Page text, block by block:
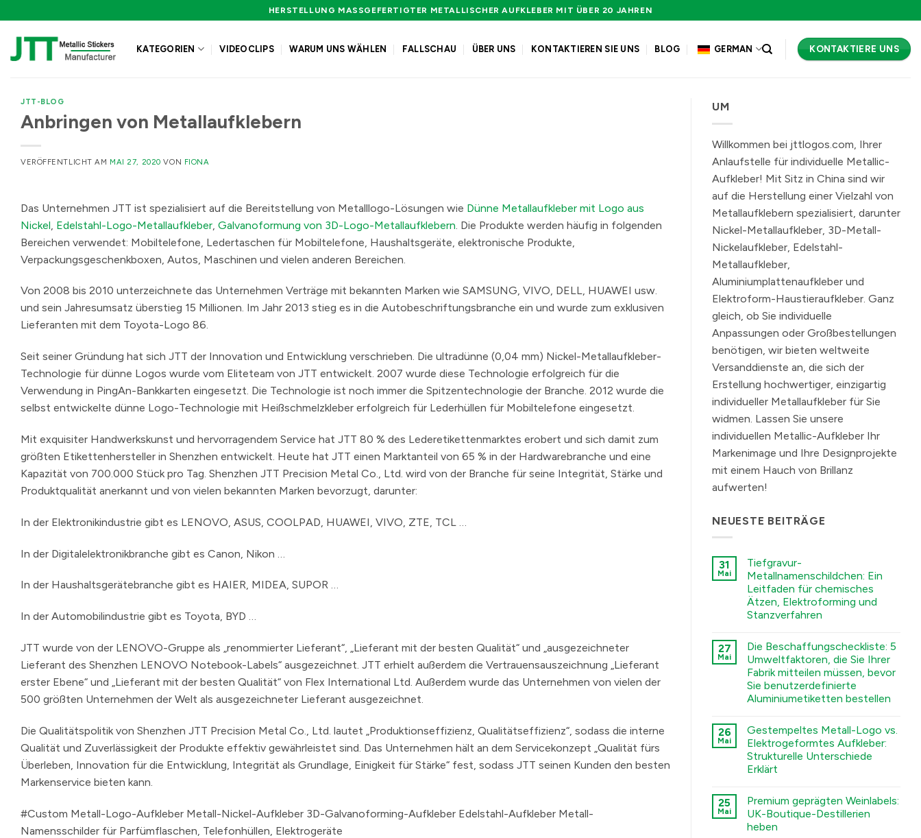
Inhalt
springen
HERSTELLUNG MASSGEFERTIGTER METALLISCHER AUFKLEBER MIT ÜBER 20 JAHREN
KATEGORIEN VIDEOCLIPS WARUM UNS WÄHLEN FALLSCHAU ÜBER UNS KONTAKTIEREN SIE UNS BLOG GERMAN KONTAKTIERE UNS
JTT-BLOG
Anbringen von Metallaufklebern
VERÖFFENTLICHT AM MAI 27, 2020 VON FIONA
Das Unternehmen JTT ist spezialisiert auf die Bereitstellung von Metalllogo-Lösungen wie Dünne Metallaufkleber mit Logo aus
Nickel Edelstahl-Logo-Metallaufkleber Galvanoformung von 3D-Logo-Metallaufklebern . Die Produkte werden häufig in folgenden
Bereichen verwendet: Mobiltelefone, Ledertaschen für Mobiltelefone, Haushaltsgeräte, elektronische Produkte,
Verpackungsgeschenkboxen, Autos, Maschinen und vielen anderen Bereichen.
Von 2008 bis 2010 unterzeichnete das Unternehmen Verträge mit bekannten Marken wie SAMSUNG, VIVO, DELL, HUAWEI usw.
und sein Jahresumsatz überstieg 15 Millionen. Im Jahr 2013 stieg es in die Autobeschriftungsbranche ein und wurde zum exklusiven
Lieferanten mit dem Toyota-Logo 86.
Seit seiner Gründung hat sich JTT der Innovation und Entwicklung verschrieben. Die ultradünne (0,04 mm) Nickel-Metallaufkleber-
Technologie für dünne Logos wurde vom Eliteteam von JTT entwickelt. 2007 wurde diese Technologie erfolgreich für die
Verwendung in PingAn-Bankkarten eingesetzt. Die Technologie ist noch immer die Spitzentechnologie der Branche. 2012 wurde die
selbst entwickelte dünne Logo-Technologie mit Heißschmelzkleber erfolgreich für Lederhüllen für Mobiltelefone eingesetzt.
Mit exquisiter Handwerkskunst und hervorragendem Service hat JTT 80 % des Lederetikettenmarktes erobert und sich damit zum
größten Etikettenhersteller in Shenzhen entwickelt. Heute hat JTT einen Marktanteil von 65 % in der Hardwarebranche und eine
Kapazität von 700.000 Stück pro Tag. Shenzhen JTT Precision Metal Co., Ltd. wird von der Branche für seine Integrität, Stärke und
Produktqualität anerkannt und von vielen bekannten Marken bevorzugt, darunter:
In der Elektronikindustrie gibt es LENOVO, ASUS, COOLPAD, HUAWEI, VIVO, ZTE, TCL …
In der Digitalelektronikbranche gibt es Canon, Nikon …
In der Haushaltsgerätebranche gibt es HAIER, MIDEA, SUPOR …
In der Automobilindustrie gibt es Toyota, BYD …
JTT wurde von der LENOVO-Gruppe als „renommierter Lieferant“, „Lieferant mit der besten Qualität“ und „ausgezeichneter
Lieferant des Shenzhen LENOVO Notebook-Labels“ ausgezeichnet. JTT erhielt außerdem die Vertrauensauszeichnung „Lieferant
erster Ebene“ und „Lieferant mit der besten Qualität“ von Flex International Ltd. Außerdem wurde das Unternehmen von vielen der
500 größten Unternehmen der Welt als ausgezeichneter Lieferant ausgezeichnet.
Die Qualitätspolitik von Shenzhen JTT Precision Metal Co., Ltd. lautet „Produktionseffizienz, Qualitätseffizienz“, sodass die interne
Qualität und Zuverlässigkeit der Produkte effektiv gewährleistet sind. Das Unternehmen hält an dem Servicekonzept „Qualität fürs
Überleben, Innovation für die Entwicklung, Integrität als Grundlage, Einigkeit für Stärke“ fest, sodass JTT seinen Kunden den besten
Markenservice bieten kann.
#Custom Metall-Logo-Aufkleber Metall-Nickel-Aufkleber 3D-Galvanoforming-Aufkleber Edelstahl-Aufkleber Metall-
Namensschilder für Parfümflaschen, Telefonhüllen, Elektrogeräte
UM
Willkommen bei jttlogos.com, Ihrer
Anlaufstelle für individuelle Metallic-
Aufkleber! Mit Sitz in China sind wir
auf die Herstellung einer Vielzahl von
Metallaufklebern spezialisiert, darunter
Nickel-Metallaufkleber, 3D-Metall-
Nickelaufkleber, Edelstahl-
Metallaufkleber,
Aluminiumplattenaufkleber und
Elektroform-Haustieraufkleber. Ganz
gleich, ob Sie individuelle
Anpassungen oder Großbestellungen
benötigen, wir bieten weltweite
Versanddienste an, die sich der
Erstellung hochwertiger, einzigartig
individueller Metallaufkleber für Sie
widmen. Lassen Sie unsere
individuellen Metallic-Aufkleber Ihr
Markenimage und Ihre Designprojekte
mit einem Hauch von Brillanz
aufwerten!
NEUESTE BEITRÄGE
31
Mai
Tiefgravur-
Metallnamenschildchen: Ein
Leitfaden für chemisches
Ätzen, Elektroforming und
Stanzverfahren
नहीं
Deep
Engraving
Metal
Nametags:
A
Guide
Etching,
Electroforming,
and
Stamping
Processes
में
27
Mai
Die Beschaffungscheckliste: 5
Umweltfaktoren, die Sie Ihrer
Fabrik mitteilen müssen, bevor
Sie benutzerdefinierte
Aluminiumetiketten bestellen
नहीं
The
Sourcing
Checklist:
5
Environmental
Must
Tell
Your
Factory
26
Mai
Gestempeltes Metall-Logo vs.
Elektrogeformtes Aufkleber:
Strukturelle Unterschiede
Erklärt
नहीं
Stamped
Metal
Logo
25
Mai
Premium geprägten Weinlabels:
UK-Boutique-Destillerien
heben